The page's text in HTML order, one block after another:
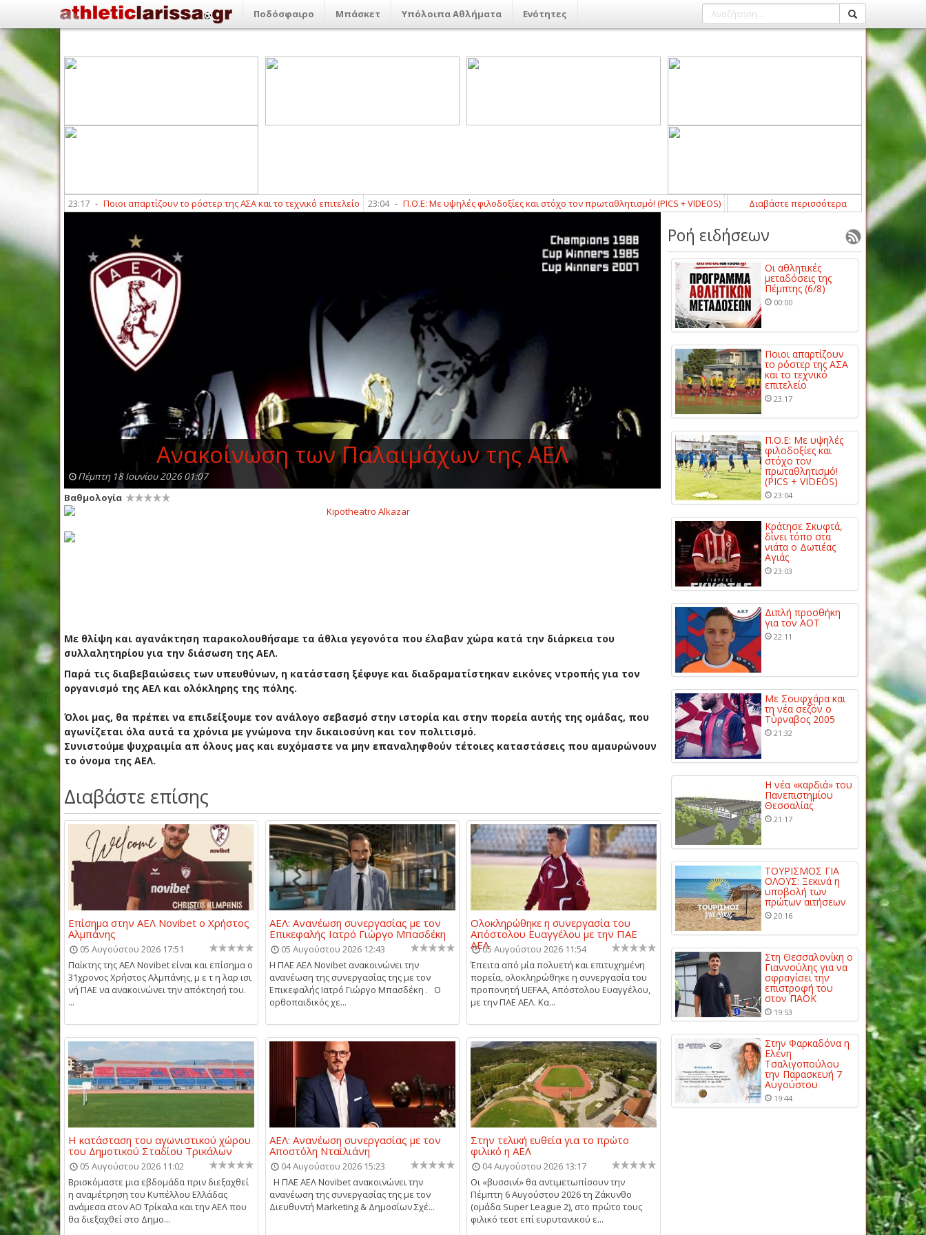
Ποδόσφαιρο Μπάσκετ Υπόλοιπα Αθλήματα Ενότητες
- Ποιοι απαρτίζουν το ρόστερ της ΑΣΑ και το τεχνικό επιτελείο 23:04 - Π.Ο.Ε: Με υψηλές φιλοδοξίες και στόχο τον πρωταθλητισμό! (PICS + VIDEOS) 23:03 Κράτησε Σκυφτά, δίνει τόπο στα νιάτα ο
Διαβάστε περισσότερα
Ανακοίνωση των Παλαιμάχων της ΑΕΛ
Πέμπτη 18 Ιουνίου 2026 01:07
Βαθμολογία
Με θλίψη και αγανάκτηση παρακολουθήσαμε τα άθλια γεγονότα που έλαβαν χώρα κατά την διάρκεια του
συλλαλητηρίου για την διάσωση της ΑΕΛ.
Παρά τις διαβεβαιώσεις των υπευθύνων, η κατάσταση ξέφυγε και διαδραματίστηκαν εικόνες ντροπής για τον
οργανισμό της ΑΕΛ και ολόκληρης της πόλης.
Όλοι μας, θα πρέπει να επιδείξουμε τον ανάλογο σεβασμό στην ιστορία και στην πορεία αυτής της ομάδας, που
αγωνίζεται όλα αυτά τα χρόνια με γνώμονα την δικαιοσύνη και τον πολιτισμό.
Συνιστούμε ψυχραιμία απ όλους μας και ευχόμαστε να μην επαναληφθούν τέτοιες καταστάσεις που αμαυρώνουν
το όνομα της ΑΕΛ.
Διαβάστε επίσης
Επίσημα στην ΑΕΛ Novibet ο Χρήστος
Αλμπάνης
05 Αυγούστου 2026 17:51
Παίκτης της ΑΕΛ Novibet είναι και επίσημα ο
31χρονος Χρήστος Αλμπάνης, μ ε τ η λαρ ισι
νή ΠΑΕ να ανακοινώνει την απόκτησή του.
...
ΑΕΛ: Ανανέωση συνεργασίας με τον
Επικεφαλής Ιατρό Γιώργο Μπασδέκη
05 Αυγούστου 2026 12:43
Η ΠΑΕ ΑΕΛ Novibet ανακοινώνει την
ανανέωση της συνεργασίας της με τον
Επικεφαλής Ιατρό Γιώργο Μπασδέκη . Ο
ορθοπαιδικός χε...
Ολοκληρώθηκε η συνεργασία του
Απόστολου Ευαγγέλου με την ΠΑΕ
ΑΕΛ05 Αυγούστου 2026 11:54
Έπειτα από μία πολυετή και επιτυχημένη
πορεία, ολοκληρώθηκε η συνεργασία του
προπονητή UEFAA, Απόστολου Ευαγγέλου,
με την ΠΑΕ ΑΕΛ. Κα...
Η κατάσταση του αγωνιστικού χώρου
του Δημοτικού Σταδίου Τρικάλων
05 Αυγούστου 2026 11:02
Βρισκόμαστε μια εβδομάδα πριν διεξαχθεί
η αναμέτρηση του Κυπέλλου Ελλάδας
ανάμεσα στον ΑΟ Τρίκαλα και την ΑΕΛ που
θα διεξαχθεί στο Δημο...
ΑΕΛ: Ανανέωση συνεργασίας με τον
Αποστόλη Νταϊλιάνη
04 Αυγούστου 2026 15:23
Η ΠΑΕ ΑΕΛ Novibet ανακοινώνει την
ανανέωση της συνεργασίας της με τον
Διευθυντή Marketing & Δημοσίων Σχέ...
Στην τελική ευθεία για το πρώτο
φιλικό η ΑΕΛ
04 Αυγούστου 2026 13:17
Οι «βυσσινί» θα αντιμετωπίσουν την
Πέμπτη 6 Αυγούστου 2026 τη Ζάκυνθο
(ομάδα Super League 2), στο πρώτο τους
φιλικό τεστ επί ευρυτανικού ε...
Ροή ειδήσεων
Οι αθλητικές
μεταδόσεις της
Πέμπτης (6/8)
00:00
Ποιοι απαρτίζουν
το ρόστερ της ΑΣΑ
και το τεχνικό
επιτελείο
23:17
Π.Ο.Ε: Με υψηλές
φιλοδοξίες και
στόχο τον
πρωταθλητισμό!
(PICS + VIDEOS)
23:04
Κράτησε Σκυφτά,
δίνει τόπο στα
νιάτα ο Δωτιέας
Αγιάς
23:03
Διπλή προσθήκη
για τον ΑΟΤ
22:11
Με Σουφχάρα και
τη νέα σεζόν ο
Τύρναβος 2005
21:32
Η νέα «καρδιά» του
Πανεπιστημίου
Θεσσαλίας
21:17
ΤΟΥΡΙΣΜΟΣ ΓΙΑ
ΟΛΟΥΣ: Ξεκινά η
υποβολή των
πρώτων αιτήσεων
20:16
Στη Θεσσαλονίκη ο
Γιαννούλης για να
σφραγίσει την
επιστροφή του
στον ΠΑΟΚ
19:53
Στην Φαρκαδόνα η
Ελένη
Τσαλιγοπούλου
την Παρασκευή 7
Αυγούστου
19:44